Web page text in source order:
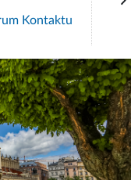
Kontaktu